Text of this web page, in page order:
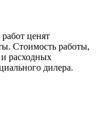
ценят
Стоимость работы,
расходных
дилера.